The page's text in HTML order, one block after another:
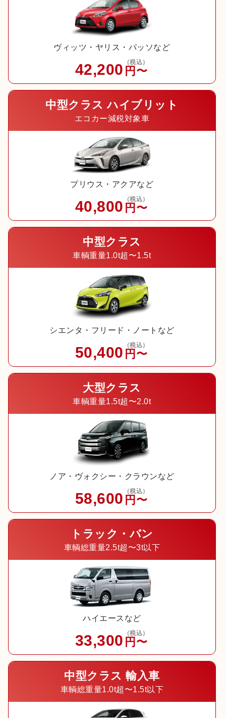
ヴィッツ・ヤリス・パッソなど
42,200 （税込）
円〜
中型クラス ハイブリット
エコカー減税対象車
プリウス・アクアなど
40,800 （税込）
円〜
中型クラス
車輌重量1.0t超〜1.5t
シエンタ・フリード・ノートなど
50,400 （税込）
円〜
大型クラス
車輌重量1.5t超〜2.0t
ノア・ヴォクシー・クラウンなど
58,600 （税込）
円〜
トラック・バン
車輌総重量2.5t超〜3t以下
ハイエースなど
33,300 （税込）
円〜
中型クラス 輸入車
車輌総重量1.0t超〜1.5t以下